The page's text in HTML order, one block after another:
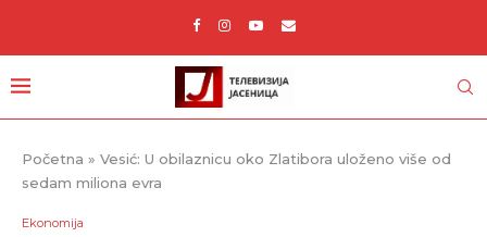
Početna » Vesić: U obilaznicu oko Zlatibora uloženo više od
sedam miliona evra
Ekonomija